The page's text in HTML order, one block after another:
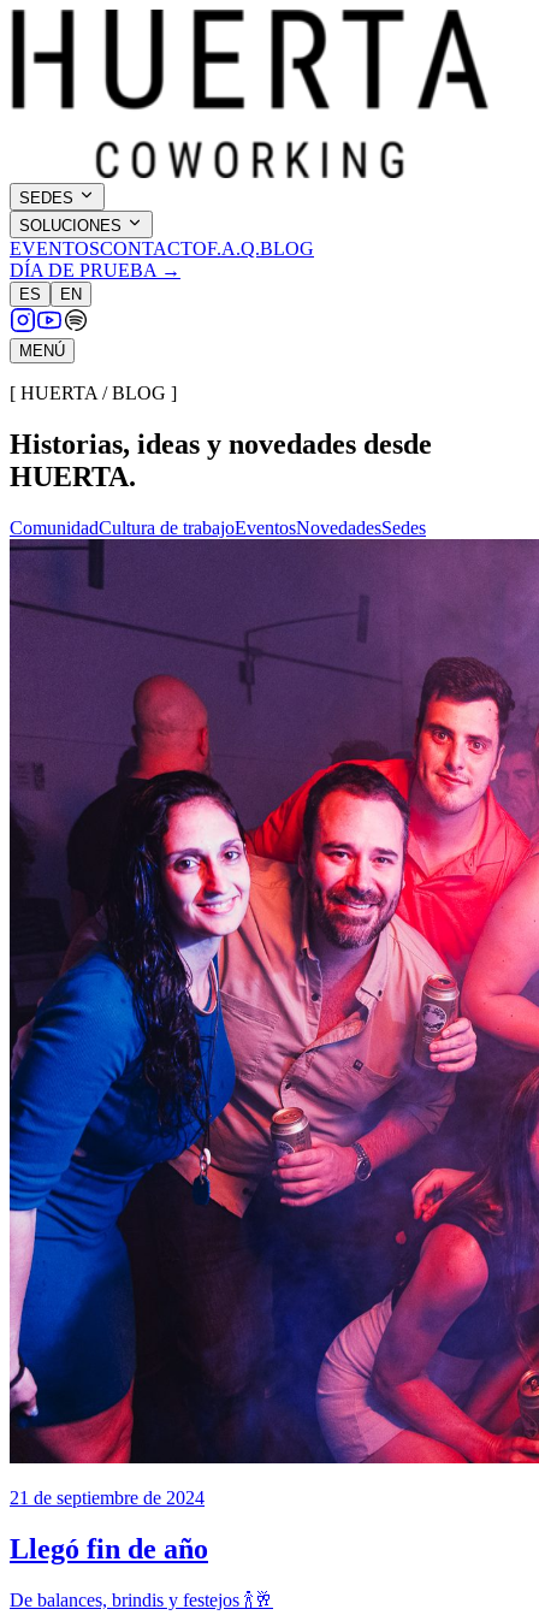
SEDES
SOLUCIONES
EVENTOSCONTACTOF.A.Q.BLOG
DÍA DE PRUEBA →
ES EN
MENÚ
[ HUERTA / BLOG ]
Historias, ideas y novedades desde
HUERTA.
ComunidadCultura de trabajoEventosNovedadesSedes
21 de septiembre de 2024
Llegó fin de año
De balances, brindis y festejos 🍾🥂